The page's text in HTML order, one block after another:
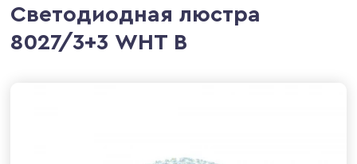
Светодиодная люстра
8027/3+3 WHT B